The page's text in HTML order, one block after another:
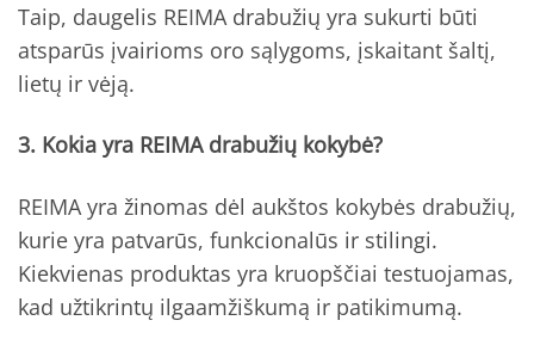
Taip, daugelis REIMA drabužių yra sukurti būti
atsparūs įvairioms oro sąlygoms, įskaitant šaltį,
lietų ir vėją.
3. Kokia yra REIMA drabužių kokybė?
REIMA yra žinomas dėl aukštos kokybės drabužių,
kurie yra patvarūs, funkcionalūs ir stilingi.
Kiekvienas produktas yra kruopščiai testuojamas,
kad užtikrintų ilgaamžiškumą ir patikimumą.